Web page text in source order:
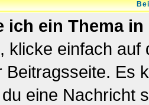
ich ein Thema
klicke einfach
Beitragsseite. Es
eine Nachricht